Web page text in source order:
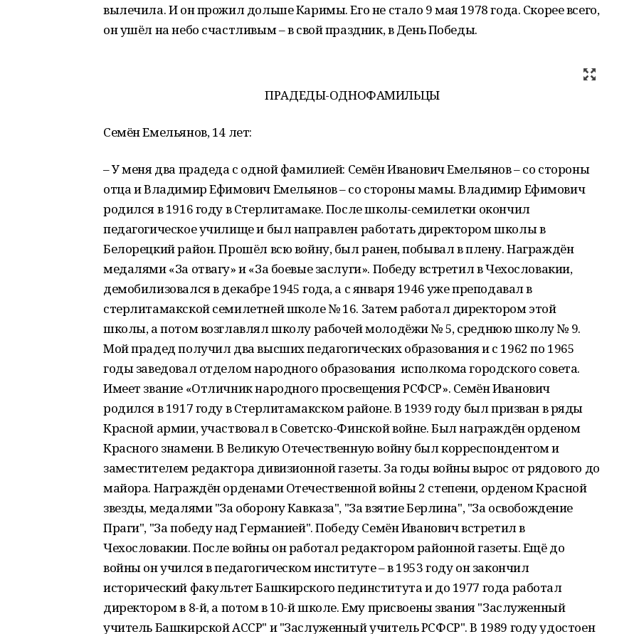
вылечила. И он прожил дольше Каримы. Его не стало 9 мая 1978 года. Скорее всего,
он ушёл на небо счастливым – в свой праздник, в День Победы.
ПРАДЕДЫ-ОДНОФАМИЛЬЦЫ
Семён Емельянов, 14 лет:
– У меня два прадеда с одной фамилией: Семён Иванович Емельянов – со стороны
отца и Владимир Ефимович Емельянов – со стороны мамы. Владимир Ефимович
родился в 1916 году в Стерлитамаке. После школы-семилетки окончил
педагогическое училище и был направлен работать директором школы в
Белорецкий район. Прошёл всю войну, был ранен, побывал в плену. Награждён
медалями «За отвагу» и «За боевые заслуги». Победу встретил в Чехословакии,
демобилизовался в декабре 1945 года, а с января 1946 уже преподавал в
стерлитамакской семилетней школе № 16. Затем работал директором этой
школы, а потом возглавлял школу рабочей молодёжи № 5, среднюю школу № 9.
Мой прадед получил два высших педагогических образования и с 1962 по 1965
годы заведовал отделом народного образования исполкома городского совета.
Имеет звание «Отличник народного просвещения РСФСР». Семён Иванович
родился в 1917 году в Стерлитамакском районе. В 1939 году был призван в ряды
Красной армии, участвовал в Советско-Финской войне. Был награждён орденом
Красного знамени. В Великую Отечественную войну был корреспондентом и
заместителем редактора дивизионной газеты. За годы войны вырос от рядового до
майора. Награждён орденами Отечественной войны 2 степени, орденом Красной
звезды, медалями "За оборону Кавказа", "За взятие Берлина", "За освобождение
Праги", "За победу над Германией". Победу Семён Иванович встретил в
Чехословакии. После войны он работал редактором районной газеты. Ещё до
войны он учился в педагогическом институте – в 1953 году он закончил
исторический факультет Башкирского пединститута и до 1977 года работал
директором в 8-й, а потом в 10-й школе. Ему присвоены звания "Заслуженный
учитель Башкирской АССР" и "Заслуженный учитель РСФСР". В 1989 году удостоен